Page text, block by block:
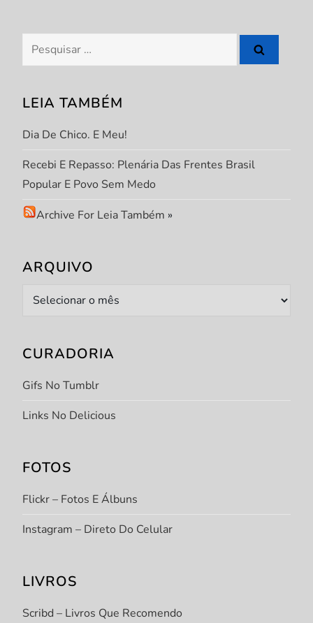
e
o
s
t
Pesquisar
por:
LEIA TAMBÉM
Dia De Chico. E Meu!
Recebi E Repasso: Plenária Das Frentes Brasil
Popular E Povo Sem Medo
Archive For Leia Também »
ARQUIVO
Arquivo
CURADORIA
Gifs No Tumblr
Links No Delicious
FOTOS
Flickr – Fotos E Álbuns
Instagram – Direto Do Celular
LIVROS
Scribd – Livros Que Recomendo